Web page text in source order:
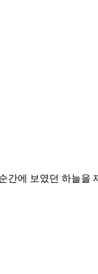
간에 보였던 하늘을